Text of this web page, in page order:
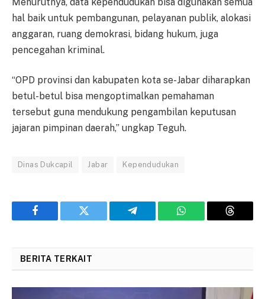
hal baik untuk pembangunan, pelayanan publik, alokasi
anggaran, ruang demokrasi, bidang hukum, juga
pencegahan kriminal.
“OPD provinsi dan kabupaten kota se-Jabar diharapkan
betul-betul bisa mengoptimalkan pemahaman
tersebut guna mendukung pengambilan keputusan
jajaran pimpinan daerah,” ungkap Teguh.
Dinas Dukcapil Jabar Kependudukan
Facebook Twitter Telegram WhatsApp Threads
BERITA TERKAIT